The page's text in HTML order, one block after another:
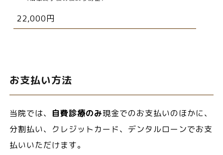
22,000円
お支払い方法
当院では、 自費診療のみ現金でのお支払いのほかに、
分割払い、クレジットカード、デンタルローンでお支
払いいただけます。